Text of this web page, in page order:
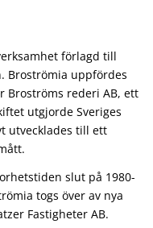
förlagd till
Broströmia uppfördes
Broströms rederi AB, ett
utgjorde Sveriges
utvecklades till ett
slut på 1980-
togs över av nya
Fastigheter AB.